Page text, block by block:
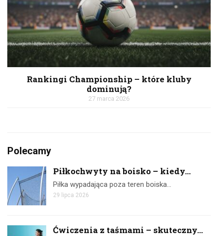
Rankingi Championship – które kluby
dominują?
27 marca 2026
Polecamy
Piłkochwyty na boisko – kiedy...
Piłka wypadająca poza teren boiska…
29 lipca 2026
Ćwiczenia z taśmami – skuteczny...